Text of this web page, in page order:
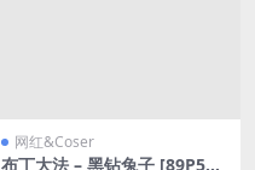
网红&Coser
布丁大法 – 黑钻兔子 [89P5V-